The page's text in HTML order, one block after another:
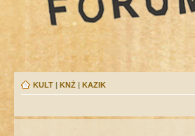
KULT | KNŻ | KAZIK